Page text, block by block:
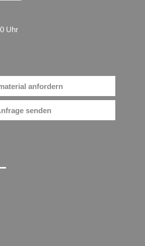
Uhr
anfordern
senden